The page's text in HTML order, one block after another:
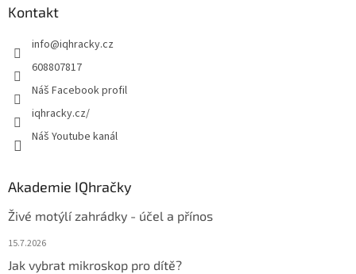
Kontakt
info@iqhracky.cz
608807817
Náš Facebook profil
iqhracky.cz/
Náš Youtube kanál
Akademie IQhračky
Živé motýlí zahrádky - účel a přínos
15.7.2026
Jak vybrat mikroskop pro dítě?